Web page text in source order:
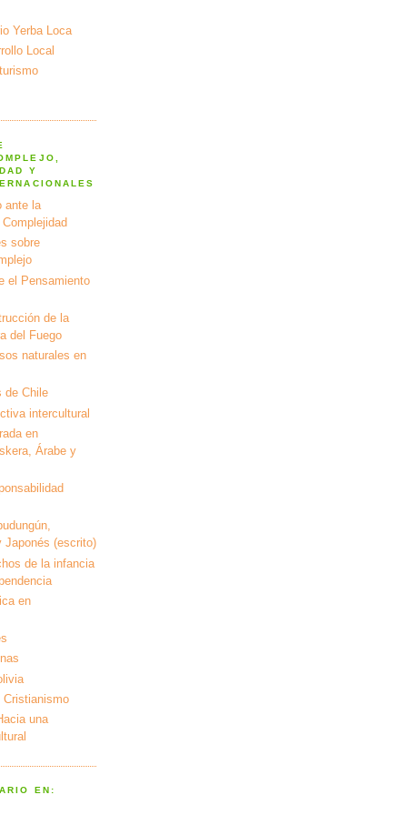
Yerba Loca
Local
Y
ante la
sobre
el Pensamiento
de la
del Fuego
naturales en
de Chile
intercultural
en
Árabe y
Japonés (escrito)
de la infancia
en
Cristianismo
una
EN: